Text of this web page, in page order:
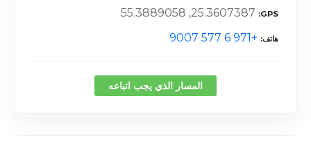
GPS
25.3607387, 55.3889058
هاتف +971 6 577 9007
المسار الذي يجب اتباعه